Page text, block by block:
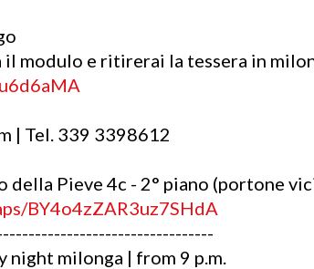
il modulo e ritirerai la tessera in
| Tel. 339 3398612
della Pieve 4c - 2° piano (portone
BY4o4zZAR3uz7SHdA
night milonga | from 9 p.m.